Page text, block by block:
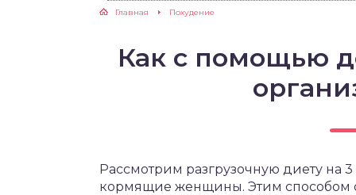
Главная Похудение
Как с помощью
Рассмотрим разгрузочную диету на
кормящие женщины. Этим способом